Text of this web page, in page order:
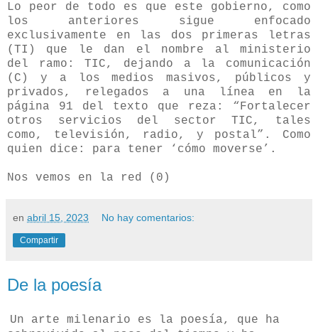
Lo peor de todo es que este gobierno, como
los anteriores sigue enfocado
exclusivamente en las dos primeras letras
(TI) que le dan el nombre al ministerio
del ramo: TIC, dejando a la comunicación
(C) y a los medios masivos, públicos y
privados, relegados a una línea en la
página 91 del texto que reza: “Fortalecer
otros servicios del sector TIC, tales
como, televisión, radio, y postal”. Como
quien dice: para tener ‘cómo moverse’.
Nos vemos en la red (0)
en abril 15, 2023 No hay comentarios:
Compartir
De la poesía
Un arte milenario es la poesía, que ha